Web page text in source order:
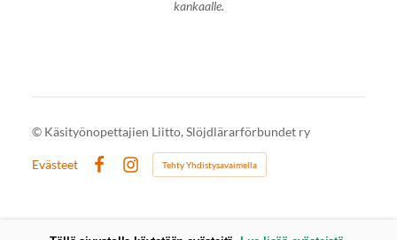
© Käsityönopettajien Liitto, Slöjdlärarförbundet ry
Evästeet
Instagram
Tehty Yhdistysavaimella